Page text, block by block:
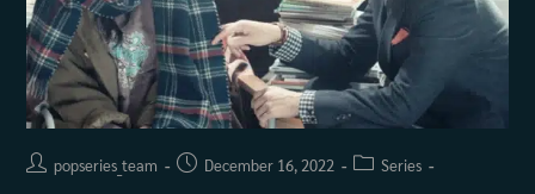
Postpopseries_team
PostDecember 16, 2022
PostSeries